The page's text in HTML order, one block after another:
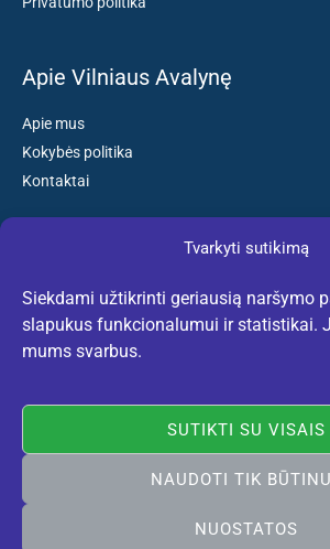
Tvarkyti sutikimą
Siekdami užtikrinti geriausią naršymo
slapukus funkcionalumui ir statistikai.
mums svarbus.
SUTIKTI SU VISAIS
NAUDOTI TIK
NUOSTATOS
Apie Vilniaus Avalynę
Apie mus
Kokybės politika
Kontaktai
El. paštas: kokybiskibatai@gmail.com
Tel. +370 659 77132
© 2005-2026 Vilniaus Avalynė. Visos teisės